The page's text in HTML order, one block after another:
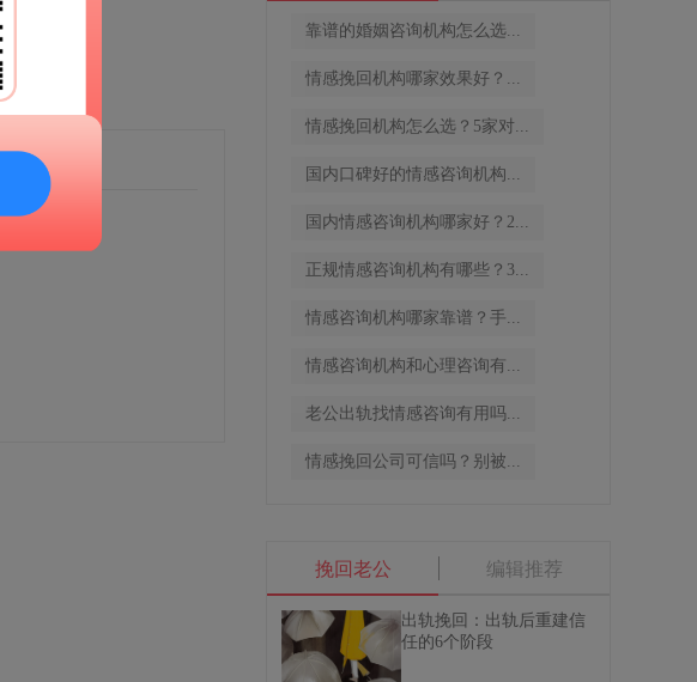
靠谱的婚姻咨询机构怎么选...
情感挽回机构哪家效果好？...
情感挽回机构怎么选？5家对...
国内口碑好的情感咨询机构...
国内情感咨询机构哪家好？2...
正规情感咨询机构有哪些？3...
情感咨询机构哪家靠谱？手...
情感咨询机构和心理咨询有...
老公出轨找情感咨询有用吗...
情感挽回公司可信吗？别被...
挽回老公 编辑推荐
出轨挽回：出轨后重建信
任的6个阶段